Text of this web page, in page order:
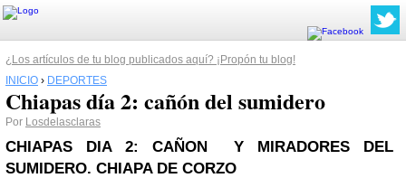
¿Los artículos de tu blog publicados aquí? ¡Propón tu blog!
INICIO › DEPORTES
Chiapas día 2: cañón del sumidero
Por Losdelasclaras
CHIAPAS DIA 2: CAÑON Y MIRADORES DEL
SUMIDERO. CHIAPA DE CORZO